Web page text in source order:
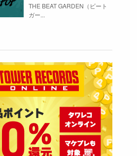
THE BEAT GARDEN（ビート
ガー...